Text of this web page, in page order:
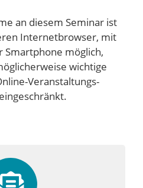
an diesem Seminar ist
Internetbrowser, mit
Smartphone möglich,
wichtige
Veranstaltungs-